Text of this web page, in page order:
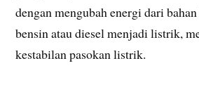
dengan mengubah energi dari
bensin atau diesel menjadi listrik,
kestabilan pasokan listrik.